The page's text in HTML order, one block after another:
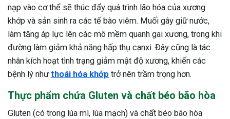
nạp vào cơ thể sẽ thúc đẩy quá trình lão hóa của xương
khớp và sản sinh ra các tế bào viêm. Muối gây giữ nước,
làm tăng áp lực lên các mô mềm quanh gai xương, trong khi
đường làm giảm khả năng hấp thụ canxi. Đây cũng là tác
nhân kích hoạt tình trạng giảm mật độ xương, khiến các
bệnh lý nhưthoái hóa khớp trở nên trầm trọng hơn.
Thực phẩm chứa Gluten và chất béo bão hòa
Gluten (có trong lúa mì, lúa mạch) và chất béo bão hòa